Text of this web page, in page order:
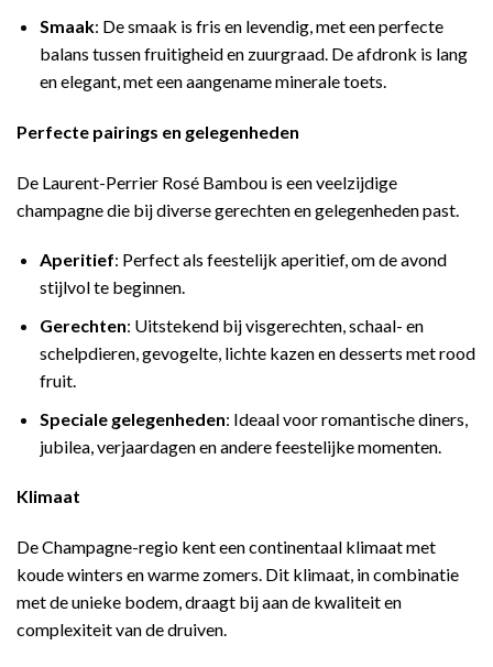
Smaak: De smaak is fris en levendig, met een perfecte
balans tussen fruitigheid en zuurgraad. De afdronk is lang
en elegant, met een aangename minerale toets.
Perfecte pairings en gelegenheden
De Laurent-Perrier Rosé Bambou is een veelzijdige
champagne die bij diverse gerechten en gelegenheden past.
Aperitief: Perfect als feestelijk aperitief, om de avond
stijlvol te beginnen.
Gerechten: Uitstekend bij visgerechten, schaal- en
schelpdieren, gevogelte, lichte kazen en desserts met rood
fruit.
Speciale gelegenheden: Ideaal voor romantische diners,
jubilea, verjaardagen en andere feestelijke momenten.
Klimaat
De Champagne-regio kent een continentaal klimaat met
koude winters en warme zomers. Dit klimaat, in combinatie
met de unieke bodem, draagt bij aan de kwaliteit en
complexiteit van de druiven.